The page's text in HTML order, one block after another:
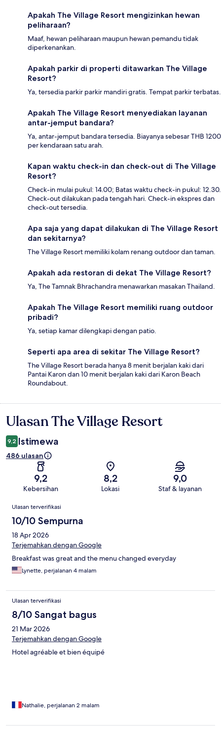
Apakah The Village Resort mengizinkan hewan
peliharaan?
Maaf, hewan peliharaan maupun hewan pemandu tidak
diperkenankan.
Apakah parkir di properti ditawarkan The Village
Resort?
Ya, tersedia parkir parkir mandiri gratis. Tempat parkir terbatas.
Apakah The Village Resort menyediakan layanan
antar-jemput bandara?
Ya, antar-jemput bandara tersedia. Biayanya sebesar THB 1200
per kendaraan satu arah.
Kapan waktu check-in dan check-out di The Village
Resort?
Check-in mulai pukul: 14.00; Batas waktu check-in pukul: 12.30.
Check-out dilakukan pada tengah hari. Check-in ekspres dan
check-out tersedia.
Apa saja yang dapat dilakukan di The Village Resort
dan sekitarnya?
The Village Resort memiliki kolam renang outdoor dan taman.
Apakah ada restoran di dekat The Village Resort?
Ya, The Tamnak Bhrachandra menawarkan masakan Thailand.
Apakah The Village Resort memiliki ruang outdoor
pribadi?
Ya, setiap kamar dilengkapi dengan patio.
Seperti apa area di sekitar The Village Resort?
The Village Resort berada hanya 8 menit berjalan kaki dari
Pantai Karon dan 10 menit berjalan kaki dari Karon Beach
Roundabout.
Ulasan
Ulasan The Village Resort
9,2 Istimewa
486 ulasan
9,2
Kebersihan
8,2
Lokasi
9,0
Staf & layanan
Ulasan
Ulasan terverifikasi
10/10 Sempurna
18 Apr 2026
Terjemahkan dengan Google
Breakfast was great and the menu changed everyday
Lynette, perjalanan 4 malam
Ulasan terverifikasi
8/10 Sangat bagus
21 Mar 2026
Terjemahkan dengan Google
Hotel agréable et bien équipé
Nathalie, perjalanan 2 malam